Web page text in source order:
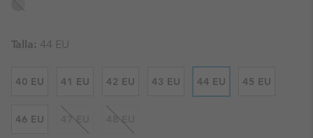
Talla: 44 EU
40 EU 41 EU 42 EU 43 EU 44 EU 45 EU
46 EU 47 EU 48 EU